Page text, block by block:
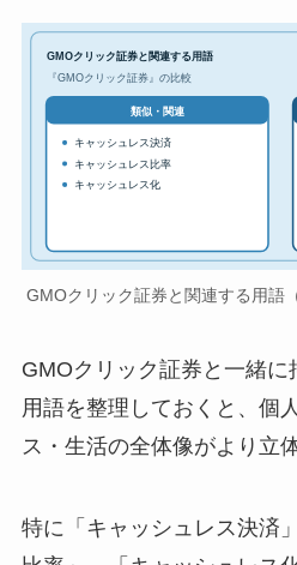
GMOクリック証券と関連する用語
『GMOクリック証券』の比較
類似・関連
キャッシュレス決済
キャッシュレス比率
キャッシュレス化
GMOクリック証券と関連する用語
GMOクリック証券と一緒
用語を整理しておくと、個
ス・生活の全体像がより立
特に「キャッシュレス決済